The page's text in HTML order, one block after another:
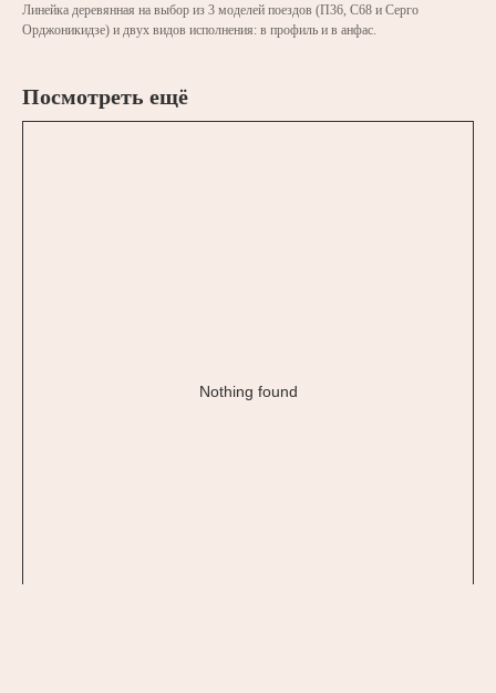
Линейка деревянная на выбор из 3 моделей поездов (П36, С68 и Серго
Орджоникидзе) и двух видов исполнения: в профиль и в анфас.
Посмотреть ещё
Nothing found